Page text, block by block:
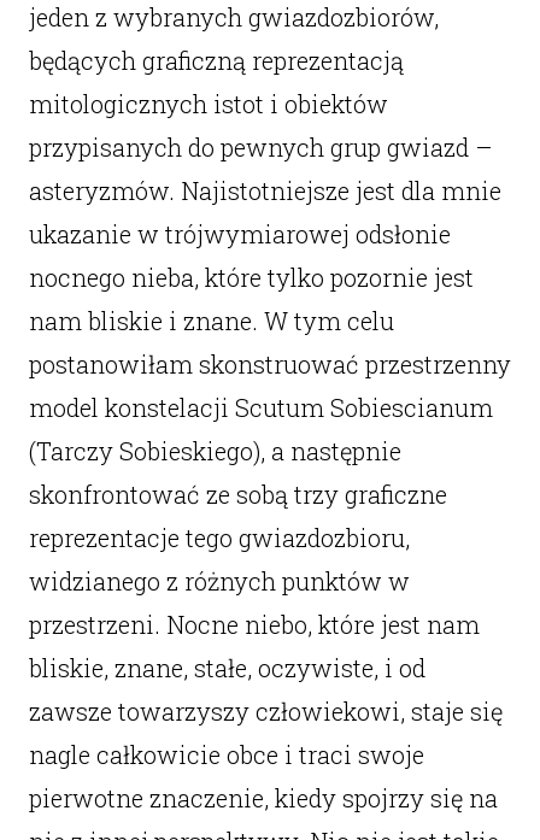
jeden z wybranych gwiazdozbiorów,
będących graficzną reprezentacją
mitologicznych istot i obiektów
przypisanych do pewnych grup gwiazd –
asteryzmów. Najistotniejsze jest dla mnie
ukazanie w trójwymiarowej odsłonie
nocnego nieba, które tylko pozornie jest
nam bliskie i znane. W tym celu
postanowiłam skonstruować przestrzenny
model konstelacji Scutum Sobiescianum
(Tarczy Sobieskiego), a następnie
skonfrontować ze sobą trzy graficzne
reprezentacje tego gwiazdozbioru,
widzianego z różnych punktów w
przestrzeni. Nocne niebo, które jest nam
bliskie, znane, stałe, oczywiste, i od
zawsze towarzyszy człowiekowi, staje się
nagle całkowicie obce i traci swoje
pierwotne znaczenie, kiedy spojrzy się na